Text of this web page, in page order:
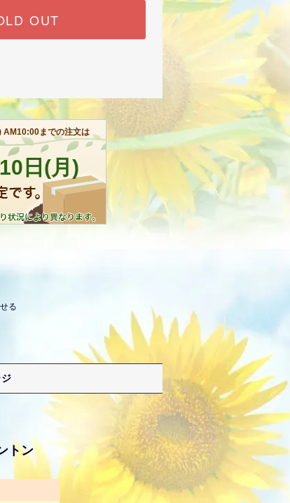
OUT
る
トン